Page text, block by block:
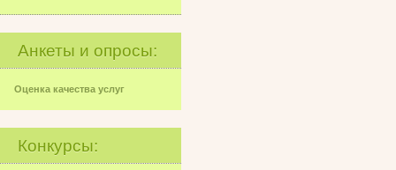
Анкеты и опросы:
Оценка качества услуг
Конкурсы: